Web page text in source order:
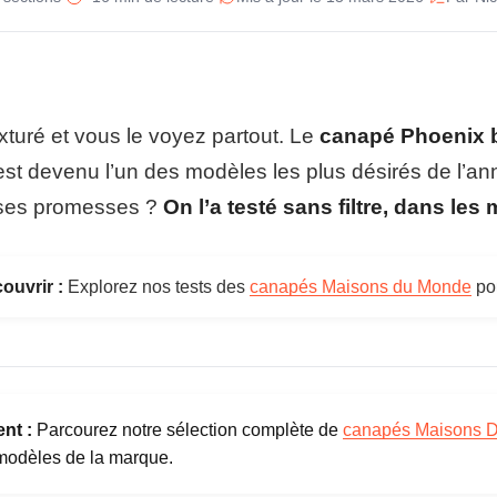
u
C
é
h
e
x
M
s
s
et vous le voyez partout. Le canapé Phoenix
devenu l’un des modèles les plus désirés de
promesses ? On l’a testé sans filtre, dans les
: Explorez nos tests des canapés Maisons du Monde
: Parcourez notre sélection complète de canapés Maisons
de la marque.